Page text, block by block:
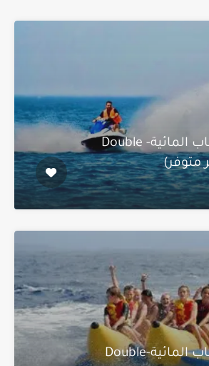
عرض في الألعاب المائية- Double
عرض في الألعاب المائية-Double